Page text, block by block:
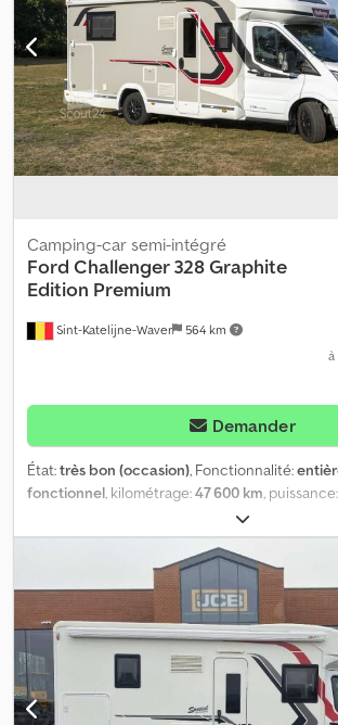
Sint-Katelijne-Waver 564 km
Camping-car semi-intégré
Ford Challenger 328 Graphite
Edition Premium
à
Demander
État:très bon (occasion), Fonctionnalité:
fonctionnel , kilométrage:47 600 km , puissance:
, nombre de sièges:
carburant:diesel, type d'engrenage:
, première immatriculation:05/2021
,
, longueur totale: 7 190 mm,
hauteur totale:
, poids maximal de
position du volant:gauche, Année de
Équipement: ABS, airbag, chauffage de
contrôle de traction, cuisine intégrée,
douche, filtre à particules, historique
immatriculation de la voiture, lit à système